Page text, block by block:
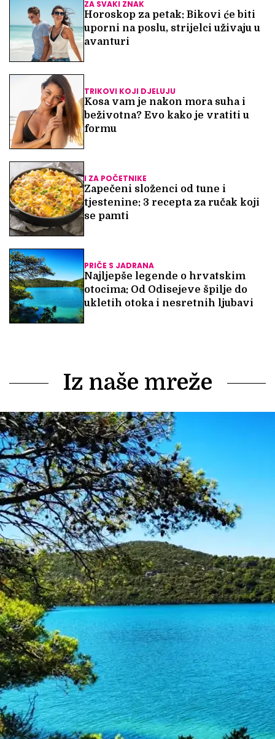
ZA SVAKI ZNAK
Horoskop za petak: Bikovi će biti
uporni na poslu, strijelci uživaju u
avanturi
TRIKOVI KOJI DJELUJU
Kosa vam je nakon mora suha i
beživotna? Evo kako je vratiti u
formu
I ZA POČETNIKE
Zapečeni složenci od tune i
tjestenine: 3 recepta za ručak koji
se pamti
PRIČE S JADRANA
Najljepše legende o hrvatskim
otocima: Od Odisejeve špilje do
ukletih otoka i nesretnih ljubavi
Iz naše mreže